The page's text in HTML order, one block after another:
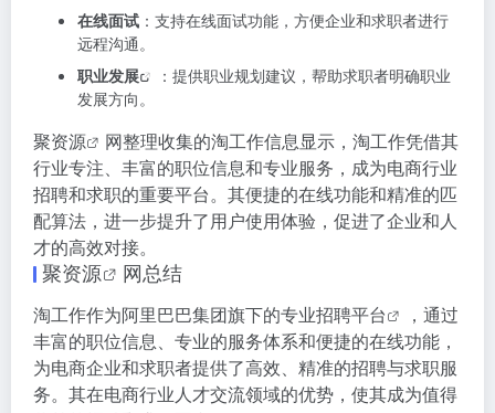
在线面试 ：支持在线面试功能，方便企业和求职者进行
远程沟通。
职业发展
：提供职业规划建议，帮助求职者明确职业
发展方向。
聚资源
网整理收集的淘工作信息显示，淘工作凭借其
行业专注、丰富的职位信息和专业服务，成为电商行业
招聘和求职的重要平台。其便捷的在线功能和精准的匹
配算法，进一步提升了用户使用体验，促进了企业和人
才的高效对接。
聚资源 网总结
淘工作作为阿里巴巴集团旗下的专业招聘平台
，通过
丰富的职位信息、专业的服务体系和便捷的在线功能，
为电商企业和求职者提供了高效、精准的招聘与求职服
务。其在电商行业人才交流领域的优势，使其成为值得